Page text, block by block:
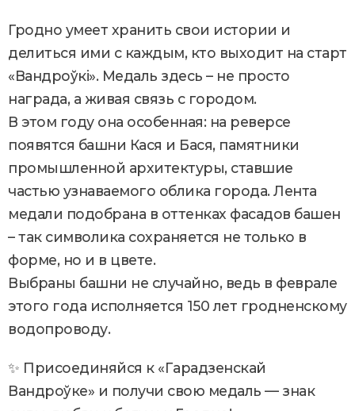
Гродно умеет хранить свои истории и
делиться ими с каждым, кто выходит на старт
«Вандроўкі». Медаль здесь – не просто
награда, а живая связь с городом.
В этом году она особенная: на реверсе
появятся башни Кася и Бася, памятники
промышленной архитектуры, ставшие
частью узнаваемого облика города. Лента
медали подобрана в оттенках фасадов башен
– так символика сохраняется не только в
форме, но и в цвете.
Выбраны башни не случайно, ведь в феврале
этого года исполняется 150 лет гродненскому
водопроводу.
✨ Присоединяйся к «Гарадзенскай
Вандроўке» и получи свою медаль — знак